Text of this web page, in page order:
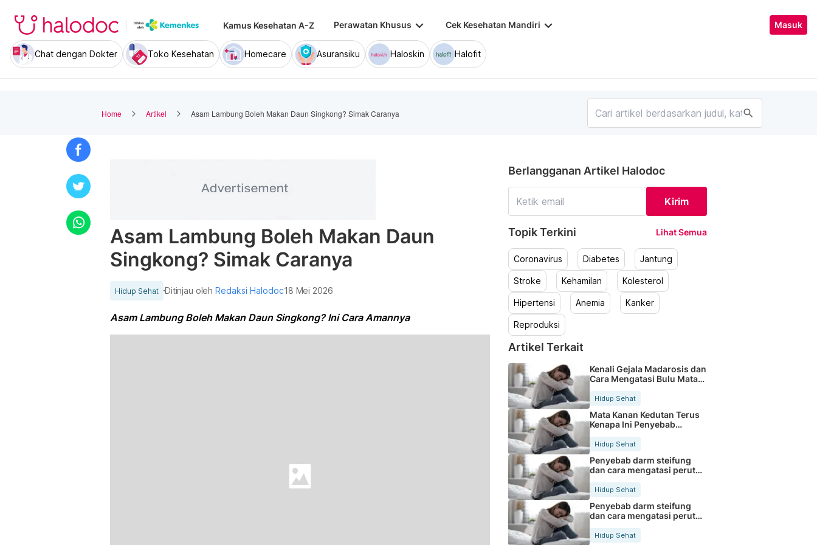
Kamus Kesehatan A-Z Perawatan Khusus keyboard_arrow_down Cek Kesehatan Mandiri keyboard_arrow_down Masuk
Chat dengan Dokter Toko Kesehatan Homecare Asuransiku Haloskin Halofit
Home Artikel Asam Lambung Boleh Makan Daun Singkong? Simak Caranya search
Asam Lambung Boleh Makan Daun
Singkong? Simak Caranya
Hidup Sehat Ditinjau olehRedaksi Halodoc18 Mei 2026
Asam Lambung Boleh Makan Daun Singkong? Ini Cara Amannya
Berlangganan Artikel Halodoc
Kirim
Topik Terkini Lihat Semua
Coronavirus Diabetes Jantung
Stroke Kehamilan Kolesterol
Hipertensi Anemia Kanker
Reproduksi
Artikel Terkait
Kenali Gejala Madarosis dan
Cara Mengatasi Bulu Mata
Hidup Sehat
Mata Kanan Kedutan Terus
Kenapa Ini Penyebab
Hidup Sehat
Penyebab darm steifung
dan cara mengatasi perut
Hidup Sehat
Penyebab darm steifung
dan cara mengatasi perut
Hidup Sehat